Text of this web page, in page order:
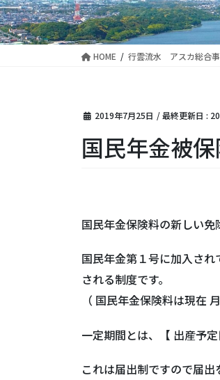
HOME 行雲流水 アスカ総合
2019年7月25日 / 最終更新日 :
国民年金被
国民年金保険料の新しい免
国民年金第１号に加入さ
される制度です。
（ 国民年金保険料は現在
一定期間とは、【 出産予
これは届出制ですので届出